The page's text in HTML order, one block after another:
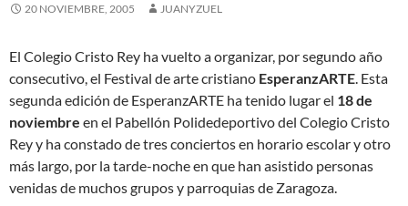
20 NOVIEMBRE, 2005 JUANYZUEL
El Colegio Cristo Rey ha vuelto a organizar, por segundo año
consecutivo, el Festival de arte cristiano EsperanzARTE . Esta
segunda edición de EsperanzARTE ha tenido lugar el 18 de
noviembre en el Pabellón Polidedeportivo del Colegio Cristo
Rey y ha constado de tres conciertos en horario escolar y otro
más largo, por la tarde-noche en que han asistido personas
venidas de muchos grupos y parroquias de Zaragoza.